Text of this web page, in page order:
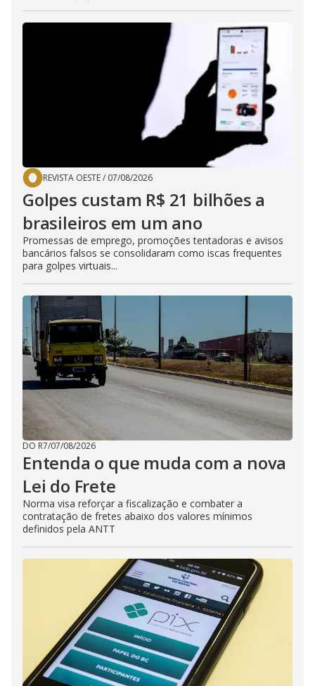
REVISTA OESTE/ 07/08/2026
Golpes custam R$ 21 bilhões a
brasileiros em um ano
Promessas de emprego, promoções tentadoras e avisos
bancários falsos se consolidaram como iscas frequentes
para golpes virtuais...
DO R7/07/08/2026
Entenda o que muda com a nova
Lei do Frete
Norma visa reforçar a fiscalização e combater a
contratação de fretes abaixo dos valores mínimos
definidos pela ANTT